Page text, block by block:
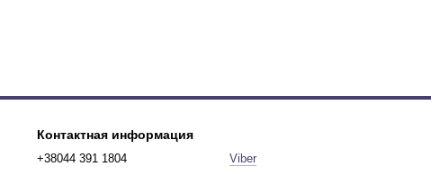
Контактная информация
+38044 391 1804
Viber